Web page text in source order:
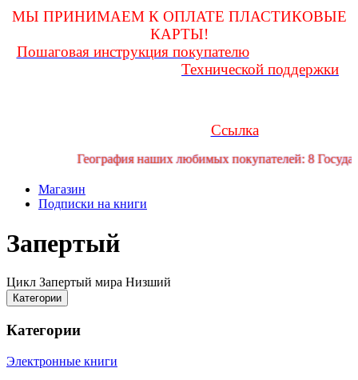
МЫ ПРИНИМАЕМ К ОПЛАТЕ ПЛАСТИКОВЫЕ
КАРТЫ!
Пошаговая инструкция покупателюЛюбые вопросы
Технической поддержки
Ссылка
География наших любимых покупателей: 8
Магазин
Подписки на книги
Запертый
Цикл Запертый мира Низший
Категории
Категории
Электронные книги